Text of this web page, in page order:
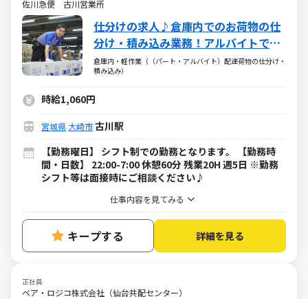
佐川急便 古川営業所
仕分けの求人♪倉庫内でのお荷物の仕
分け・積み込み業務！アルバイトでも
年2回の賞与あり
倉庫内・軽作業（（パート・アルバイト）配達荷物の仕分け・
積み込み）
時給1,060円
宮城県 大崎市古川駅
【勤務曜日】 シフト制での勤務となります。 【勤務時
間・日数】 22:00-7:00 休憩60分 残業20H 週5日 ※勤務
シフト等は面接時にご相談ください♪
仕事内容を見てみる
キープする 詳細を見る
正社員
ベア・ロジコ株式会社（仙台共配センター）